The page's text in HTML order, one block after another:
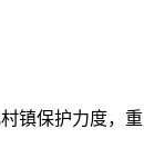
镇保护力度